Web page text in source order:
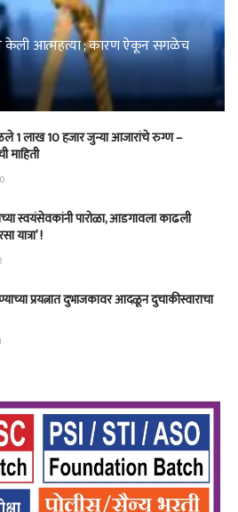
केली आत्महत्या ; कारण ऐकून सगळेच
1 लाख 10 हजार जुन्या आजारांचे रुग्ण –
माहिती
स्वयंसेवकांनी पारोळा, आडगावला काढली
यात्रा’ !
प्रयत्नात दुभाजकावर आदळून दुचाकीस्वाराचा